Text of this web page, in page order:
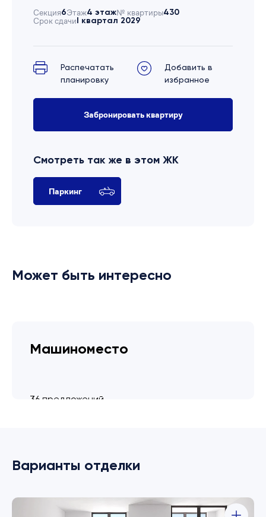
Секция6Этаж4 этаж№ квартиры430
Срок сдачиI квартал 2029
Распечатать
планировку
Добавить в
избранное
Забронировать квартиру
Смотреть так же в этом ЖК
Паркинг
Может быть интересно
Машиноместо
36 предложений
Варианты отделки